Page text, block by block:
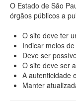
O Estado de São
órgãos públicos a
O site deve ter
Indicar meios
Deve ser
O site deve ser
A autenticidade
Manter